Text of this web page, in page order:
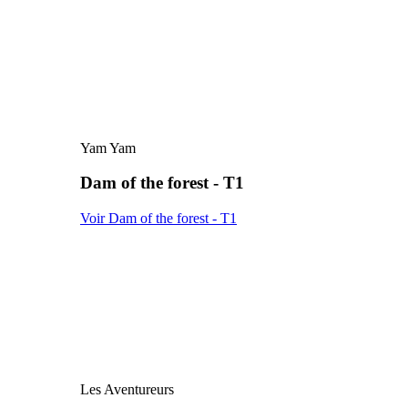
Yam Yam
Dam of the forest - T1
Voir Dam of the forest - T1
Les Aventureurs